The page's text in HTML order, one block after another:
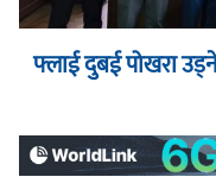
फ्लाई दुबई पोखरा